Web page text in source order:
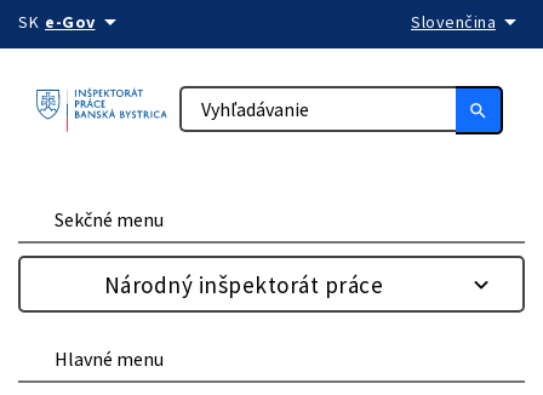
Preskočiť na obsah
SK e-Govarrow_drop_down Slovenčina arrow_drop_down
search
Sekčné menu
Národný inšpektorát práce
Hlavné menu